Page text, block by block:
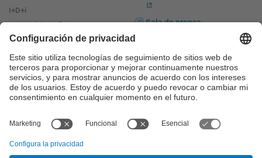
I+D+i
Actualidad I+D+I
La investigación en la UPC
Fomento y apoyo a la
investigación
La transferencia, el
emprendimiento y la innovación
en la UPC
transferencia, el emprendimiento
Servicios a las empresas
Sala de prensa